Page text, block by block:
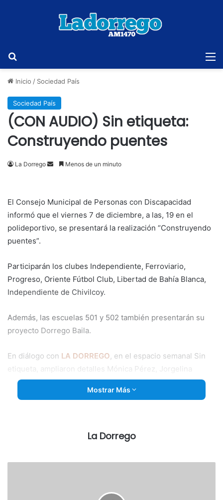
Inicio / Sociedad País
Sociedad País
(CON AUDIO) Sin etiqueta:
Construyendo puentes
La Dorrego
SendMenos de un minuto
El Consejo Municipal de Personas con Discapacidad
informó que el viernes 7 de diciembre, a las, 19 en el
polideportivo, se presentará la realización “Construyendo
puentes”.
Participarán los clubes Independiente, Ferroviario,
Progreso, Oriente Fútbol Club, Libertad de Bahía Blanca,
Independiente de Chivilcoy.
Además, las escuelas 501 y 502 también presentarán su
proyecto Dorrego Baila.
En diálogo con LA DORREGO , en el espacio semanal Sin
etiqueta, ampliaron detalles Mónica Pérez, Jorgelina
Rodríguez y Patricia Luna.
Mostrar Más
La Dorrego